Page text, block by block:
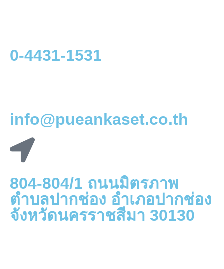
0-4431-1531
info@pueankaset.co.th
804-804/1 ถนนมิตรภาพ
ตำบลปากช่อง อำเภอปากช่อง
จังหวัดนครราชสีมา 30130